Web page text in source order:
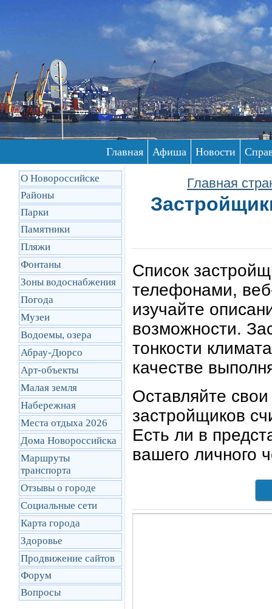
Главная Афиша Новости
О Новороссийске
Районы
Парки
Памятники
Пляжи
Фонтаны
Зоны водоснабжения
Погода
Музеи
Водоемы, озера
Абрау-Дюрсо
Арт-объекты
Малая земля
Набережная
Места отдыха 2026
Дома Новороссийска
Маршруты
транcпорта
Отзывы о городе
Социальные сети
Карта города
Здоровье
Продвижение сайтов
Форум
Вопросы
Главная
Список
телефонами,
изучайте
возможности.
тонкости
качестве
Оставляйте
застройщиков
Есть ли в
вашего личного